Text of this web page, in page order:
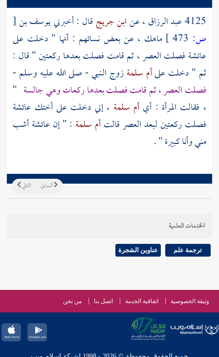
4125عبد الرزاق ، عنابن جريج قال : أخبرنييوسف بن[
ص:
ماهك ، عن بعض نسائهم : أنها " دخلت على
عائشة فصلت العصر ، ثم قامت فصلت بعدها ركعتين " قال :
ثم " دخلت علىأم سلمةزوج النبي - صلى الله عليه وسلم -
فصلت العصر ، ثم قامت فصلت بعدها ركعات وهي جالسة "
، فقالت المرأة : أيأم سلمة ، إني دخلت على أختك عائشة
فصلت ركعتين لبعد العصر قالتأم سلمة : " إنعائشةأشب
مني وأنا كبيرة " .
التالي السابق
الخدمات العلمية
ترجمة علم عناوين الشجرة
وثيقة الخصوصية اتفاقية الخدمة اتصل بنا من نحن